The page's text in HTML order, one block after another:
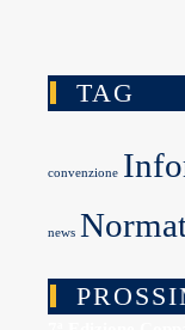
TAG
convenzione
news